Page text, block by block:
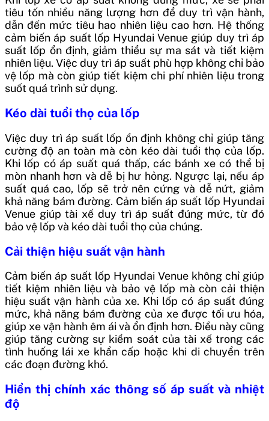
tiêu tốn nhiều năng lượng hơn để duy trì vận hành,
dẫn đến mức tiêu hao nhiên liệu cao hơn. Hệ thống
cảm biến áp suất lốp Hyundai Venue giúp duy trì áp
suất lốp ổn định, giảm thiểu sự ma sát và tiết kiệm
nhiên liệu. Việc duy trì áp suất phù hợp không chỉ bảo
vệ lốp mà còn giúp tiết kiệm chi phí nhiên liệu trong
suốt quá trình sử dụng.
Kéo dài tuổi thọ của lốp
Việc duy trì áp suất lốp ổn định không chỉ giúp tăng
cường độ an toàn mà còn kéo dài tuổi thọ của lốp.
Khi lốp có áp suất quá thấp, các bánh xe có thể bị
mòn nhanh hơn và dễ bị hư hỏng. Ngược lại, nếu áp
suất quá cao, lốp sẽ trở nên cứng và dễ nứt, giảm
khả năng bám đường. Cảm biến áp suất lốp Hyundai
Venue giúp tài xế duy trì áp suất đúng mức, từ đó
bảo vệ lốp và kéo dài tuổi thọ của chúng.
Cải thiện hiệu suất vận hành
Cảm biến áp suất lốp Hyundai Venue không chỉ giúp
tiết kiệm nhiên liệu và bảo vệ lốp mà còn cải thiện
hiệu suất vận hành của xe. Khi lốp có áp suất đúng
mức, khả năng bám đường của xe được tối ưu hóa,
giúp xe vận hành êm ái và ổn định hơn. Điều này cũng
giúp tăng cường sự kiểm soát của tài xế trong các
tình huống lái xe khẩn cấp hoặc khi di chuyển trên
các đoạn đường khó.
Hiển thị chính xác thông số áp suất và nhiệt
độ